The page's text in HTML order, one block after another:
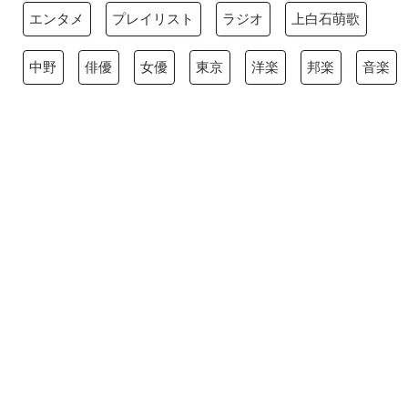
エンタメ プレイリスト ラジオ 上白石萌歌
中野 俳優 女優 東京 洋楽 邦楽 音楽